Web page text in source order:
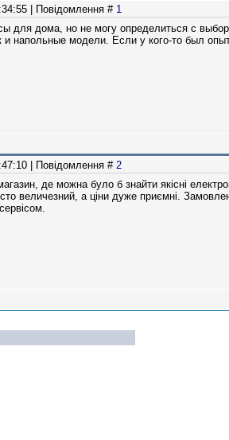
| Повідомлення # 1
для дома, но не могу определиться с
и напольные модели. Если у кого-то был
| Повідомлення # 2
де можна було б знайти якісні
величезний, а ціни дуже приємні.